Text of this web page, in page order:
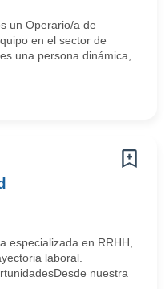
un Operario/a de
en el sector de
una persona dinámica,
especializada en RRHH,
laboral.
nuestra